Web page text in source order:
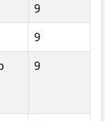
9
9
9